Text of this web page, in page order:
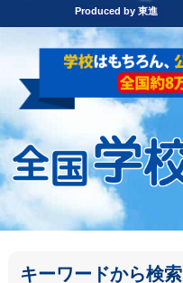
Produced by 東進
キーワードから検索